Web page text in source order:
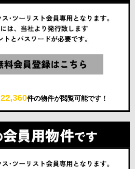
22,360件の物件が閲覧可能です！